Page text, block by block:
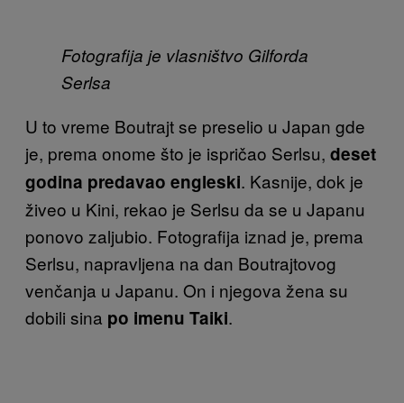
Fotografija je vlasništvo Gilforda
Serlsa
U to vreme Boutrajt se preselio u Japan gde
je, prema onome što je ispričao Serlsu, deset
godina predavao engleski. Kasnije, dok je
živeo u Kini, rekao je Serlsu da se u Japanu
ponovo zaljubio. Fotografija iznad je, prema
Serlsu, napravljena na dan Boutrajtovog
venčanja u Japanu. On i njegova žena su
dobili sina po imenu Taiki.